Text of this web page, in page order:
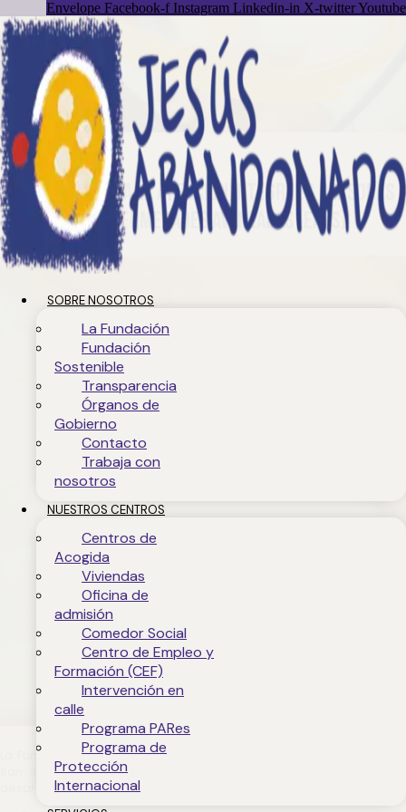
Envelope Facebook-f Instagram Linkedin-in X-twitterYoutube
SOBRE NOSOTROS
La Fundación
Fundación
Sostenible
Transparencia
Órganos de
Gobierno
Contacto
Trabaja con
nosotros
NUESTROS CENTROS
Centros de
Acogida
Viviendas
Oficina de
admisión
Comedor Social
Centro de Empleo y
Formación (CEF)
Intervención en
calle
Programa PARes
Programa de
Protección
Internacional
Programa para la Atención Integral a Personas
con Enfermedades Avanzadas (EAPS)
Fundación Jesús Abandonado
San Juan de Diosy con el impulso de la Fundación ‘La Caixa’,
desarrollan y gestionan desde 2009 este Programa.